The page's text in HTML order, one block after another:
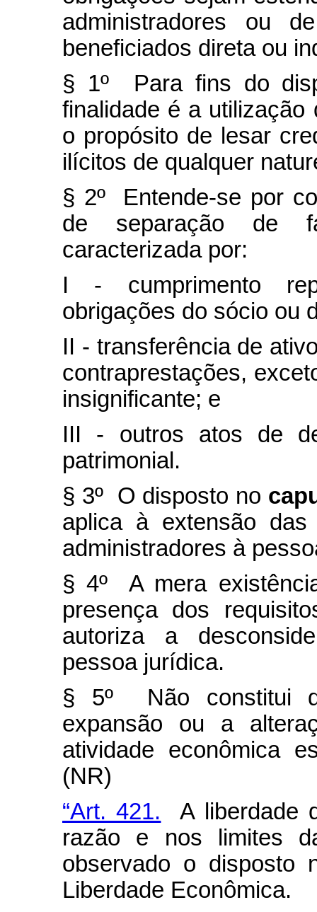
administradores ou
beneficiados direta ou
§ 1º Para fins do
finalidade é a
o propósito de lesar
ilícitos de qualquer
§ 2º Entende-se por
de separação de
caracterizada por:
I - cumprimento
obrigações do sócio ou
II - transferência de
contraprestações,
insignificante; e
III - outros atos de
patrimonial.
§ 3º O disposto no
aplica à extensão
administradores à
§ 4º A mera
presença dos
autoriza a
pessoa jurídica.
§ 5º Não constitui
expansão ou a
atividade econômica
(NR)
“Art. 421. A liberdade
razão e nos limites
observado o disposto
Liberdade Econômica.